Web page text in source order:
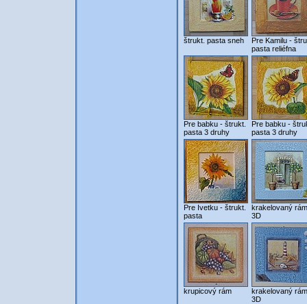
štrukt. pasta sneh
Pre Kamilu -
pasta reliéfna
Pre babku - štrukt.
pasta 3 druhy
Pre babku -
pasta 3 druhy
Pre Ivetku - štrukt.
pasta
krakelovaný
3D
krupicový rám
krakelovaný
3D